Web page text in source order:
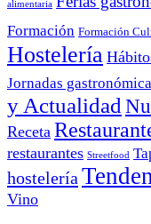
alimentaria
Formación Formación
Hostelería
Jornadas
y Actualidad
Receta
restaurantes Streetfood
hostelería
Vino